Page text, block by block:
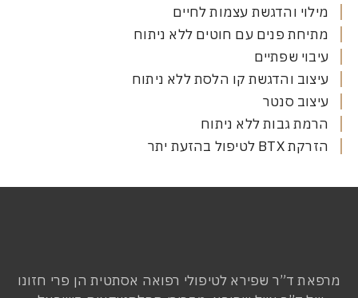
והדגשת עצמות לחיים
פנים עם חוטים ללא ניתוח
שפתיים
והדגשת קו הלסת ללא ניתוח
סנטר
גבות ללא ניתוח
ד”ר שפירא לטיפולי רפואה אסתטית הן פרי חזונו